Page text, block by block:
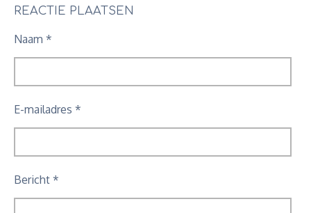
e
l
r
e
REACTIE PLAATSEN
Naam *
E-mailadres *
Bericht *